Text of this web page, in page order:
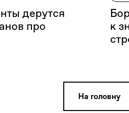
дерутся
про
к
На головну